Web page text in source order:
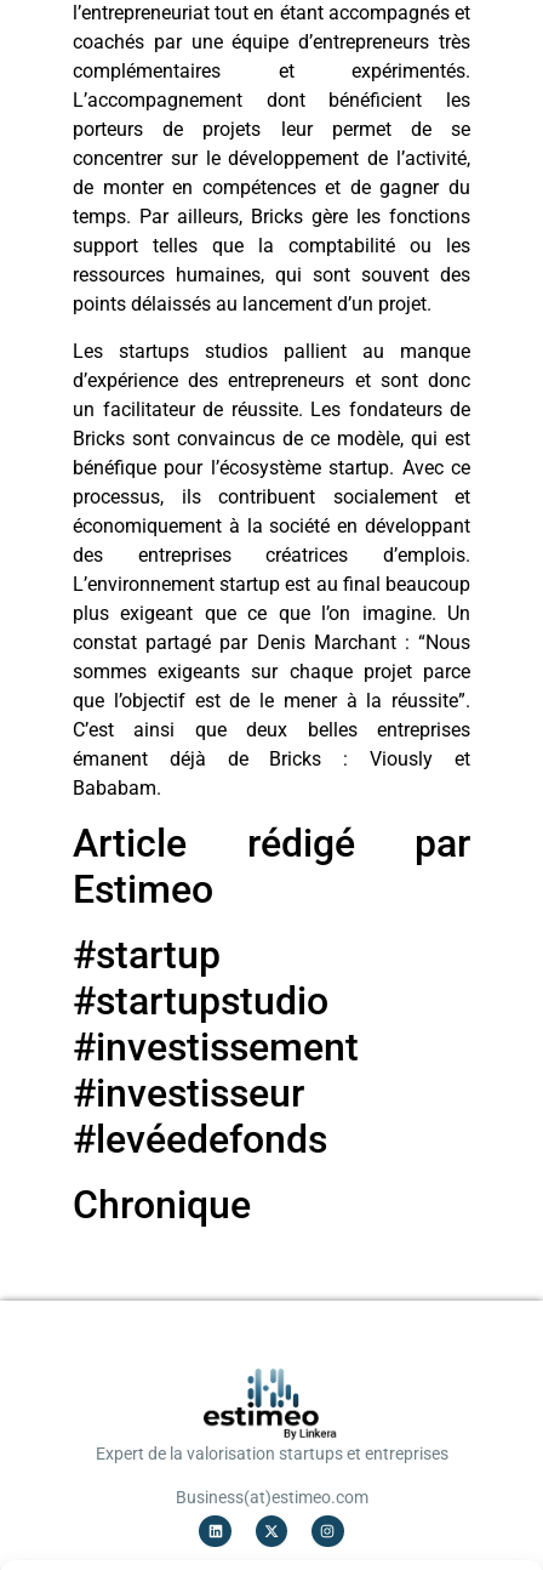
l’entrepreneuriat tout en étant accompagnés et
coachés par une équipe d’entrepreneurs très
complémentaires et expérimentés.
L’accompagnement dont bénéficient les
porteurs de projets leur permet de se
concentrer sur le développement de l’activité,
de monter en compétences et de gagner du
temps. Par ailleurs, Bricks gère les fonctions
support telles que la comptabilité ou les
ressources humaines, qui sont souvent des
points délaissés au lancement d’un projet.
Les startups studios pallient au manque
d’expérience des entrepreneurs et sont donc
un facilitateur de réussite. Les fondateurs de
Bricks sont convaincus de ce modèle, qui est
bénéfique pour l’écosystème startup. Avec ce
processus, ils contribuent socialement et
économiquement à la société en développant
des entreprises créatrices d’emplois.
L’environnement startup est au final beaucoup
plus exigeant que ce que l’on imagine. Un
constat partagé par Denis Marchant : “Nous
sommes exigeants sur chaque projet parce
que l’objectif est de le mener à la réussite”.
C’est ainsi que deux belles entreprises
émanent déjà de Bricks : Viously et
Bababam.
Article rédigé par
Estimeo
#startup
#startupstudio
#investissement
#investisseur
#levéedefonds
Chronique
Expert de la valorisation startups et entreprises
Business(at)estimeo.com